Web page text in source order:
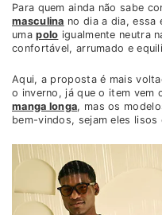
Para quem ainda não sabe
masculina no dia a dia, essa
umapolo igualmente neutra
confortável, arrumado e
Aqui, a proposta é mais
o inverno, já que o item vem
manga longa, mas os
bem-vindos, sejam eles lisos